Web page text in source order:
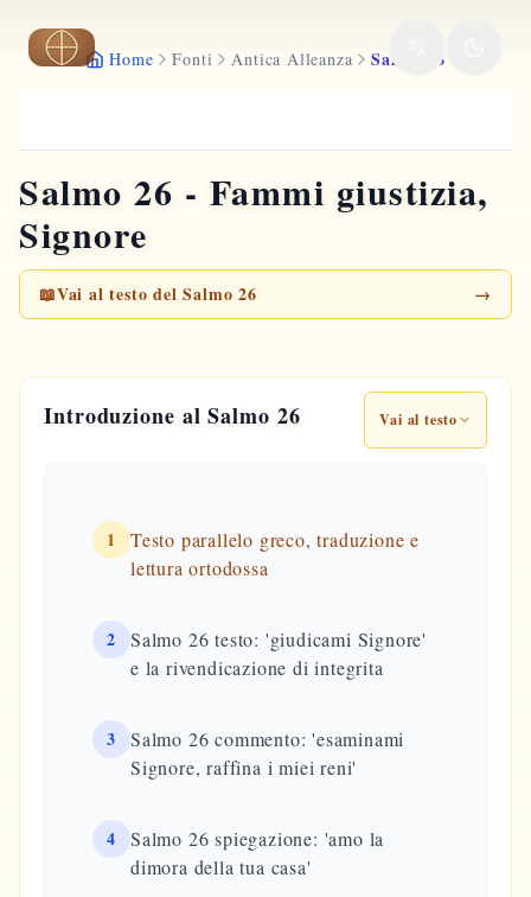
Vai al contenuto principale
Home Fonti Antica Alleanza Salmo 26
Salmo 26 - Fammi giustizia,
Signore
📖Vai al testo del Salmo 26 →
Introduzione al Salmo 26 Vai al testo
1
Testo parallelo greco, traduzione e
lettura ortodossa
2
Salmo 26 testo: 'giudicami Signore'
e la rivendicazione di integrita
3
Salmo 26 commento: 'esaminami
Signore, raffina i miei reni'
4
Salmo 26 spiegazione: 'amo la
dimora della tua casa'